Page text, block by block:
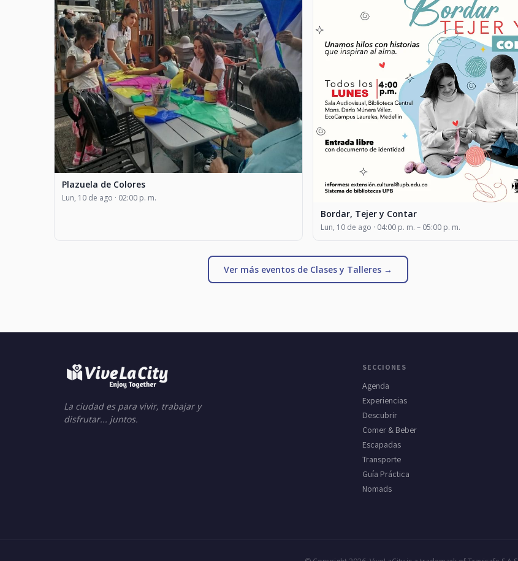
Plazuela de Colores
Lun, 10 de ago · 02:00 p. m.
Bordar, Tejer y Contar
Lun, 10 de ago · 04:00 p. m. – 05:00 p. m.
Ver más eventos de Clases y Talleres →
La ciudad es para vivir, trabajar y
disfrutar... juntos.
SECCIONES
Agenda
Experiencias
Descubrir
Comer & Beber
Escapadas
Transporte
Guía Práctica
Nomads